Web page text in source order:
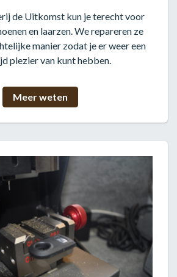
de Uitkomst kun je terecht voor
en laarzen. We repareren ze
manier zodat je er weer een
plezier van kunt hebben.
Meer weten